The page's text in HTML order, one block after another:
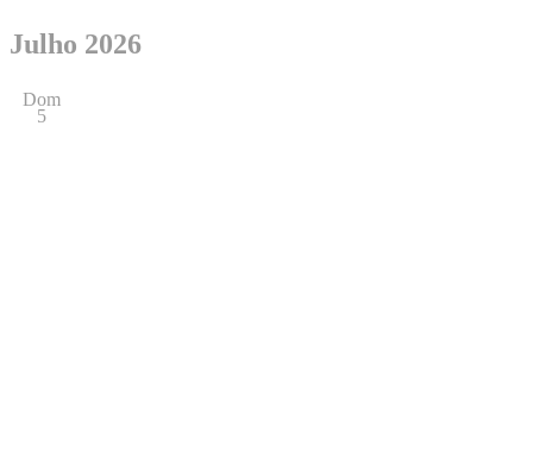
Julho 2026
Dom
5